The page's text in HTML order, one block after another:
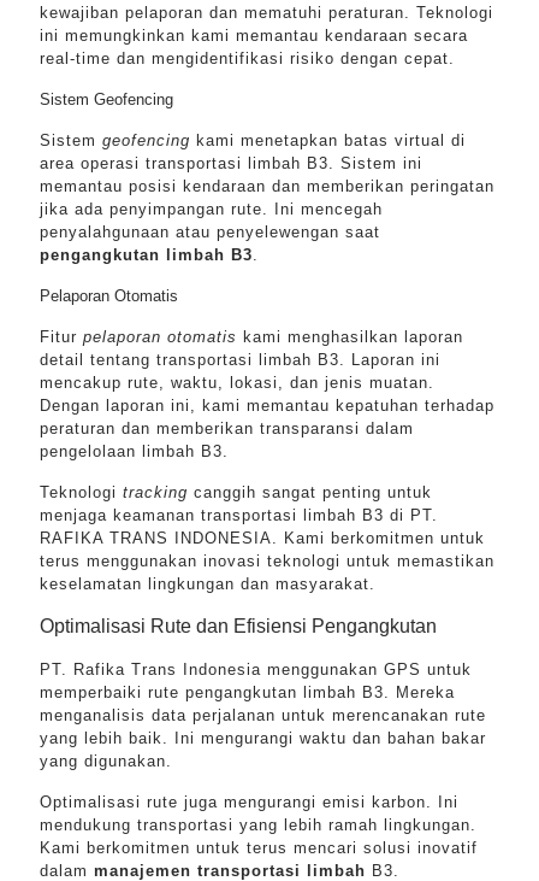
kewajiban pelaporan dan mematuhi peraturan. Teknologi
ini memungkinkan kami memantau kendaraan secara
real-time dan mengidentifikasi risiko dengan cepat.
Sistem Geofencing
Sistem geofencing kami menetapkan batas virtual di
area operasi transportasi limbah B3. Sistem ini
memantau posisi kendaraan dan memberikan peringatan
jika ada penyimpangan rute. Ini mencegah
penyalahgunaan atau penyelewengan saat
pengangkutan limbah B3.
Pelaporan Otomatis
Fitur pelaporan otomatis kami menghasilkan laporan
detail tentang transportasi limbah B3. Laporan ini
mencakup rute, waktu, lokasi, dan jenis muatan.
Dengan laporan ini, kami memantau kepatuhan terhadap
peraturan dan memberikan transparansi dalam
pengelolaan limbah B3.
Teknologi tracking canggih sangat penting untuk
menjaga keamanan transportasi limbah B3 di PT.
RAFIKA TRANS INDONESIA. Kami berkomitmen untuk
terus menggunakan inovasi teknologi untuk memastikan
keselamatan lingkungan dan masyarakat.
Optimalisasi Rute dan Efisiensi Pengangkutan
PT. Rafika Trans Indonesia menggunakan GPS untuk
memperbaiki rute pengangkutan limbah B3. Mereka
menganalisis data perjalanan untuk merencanakan rute
yang lebih baik. Ini mengurangi waktu dan bahan bakar
yang digunakan.
Optimalisasi rute juga mengurangi emisi karbon. Ini
mendukung transportasi yang lebih ramah lingkungan.
Kami berkomitmen untuk terus mencari solusi inovatif
dalam manajemen transportasi limbah B3.